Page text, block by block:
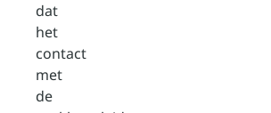
dat
het
contact
met
de